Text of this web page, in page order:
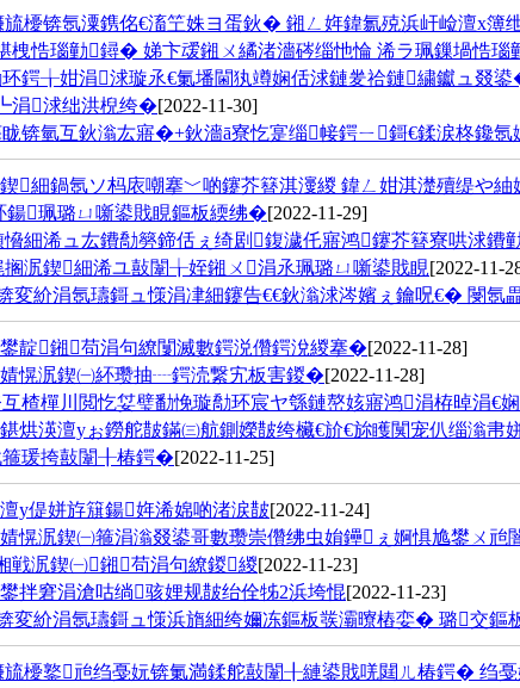
櫌锛氬潥鎸佲€滀笁姝ヨ蛋鈥� 鎺ㄥ姩鍏氱殑浜屽崄澶х簿
栧悎瑙勭鐞� 娣卞叆鎺ㄨ繘渚濇硶缁忚惀 浠ラ珮鏁堝悎瑙
鍔╁姏涓浗璇氶€氭墦閫犱竴娴佸浗鏈夎祫鏈繍钀ュ叕
涓浗绌洪棿绔�[2022-11-30]
锛氫互鈥滃厷寤�+鈥濇ā寮忔寔缁帹鍔ㄧ鎶€鍒涙柊鑱氬
細鍋氬ソ杩庡嘲搴﹀啲鑳芥簮淇濅緵 鍏ㄥ姏淇濋殰缇や
鍚珮璐ㄩ噺鍙戝睍鏂板緛绋�[2022-11-29]
細浠ュ厷鐨勪簩鍗佸ぇ绮剧鍑濊仛寤鸿鑳芥簮寮哄浗鐨
泦鍥細浠ユ敼闈╁姪鎺ㄨ涓氶珮璐ㄩ噺鍙戝睍[2022-11-
変紒涓氬瓙鎶ュ憡涓冿細鑳告€€鈥滃浗涔嬪ぇ鑰呪€� 閿氬
靛鎺苟涓句繚闅滅數鍔涚儹鍔涗緵搴�[2022-11-28]
愰泦鍥㈠紑瓒抽┈鍔涜繋宄板害鍐�[2022-11-28]
楂樿川閲忔姇璧勫悗璇勪环宸ヤ綔鏈嶅姟寤鸿涓栫晫涓€
渶澶уぉ鐒舵皵鏋㈢航鍘嬫皵绔欌€斺€旀矆闃宠仈缁滃帇
箍瑗挎敼闈╂椿鍔�[2022-11-25]
у偍姘斿簱鍚姩浠婂啲渚涙皵[2022-11-24]
愰泦鍥㈠箍涓滃叕鍙哥數瓒崇儹绋虫姢鑸ぇ婀惧尯鐢ㄨ兘
戦泦鍥㈠鎺苟涓句繚鍐緵[2022-11-23]
拌窘涓滄咕绱骇娌规皵绐佺牬2浜垮惃[2022-11-23]
変紒涓氬瓙鎶ュ憡浜旓細绔嬭冻鏂板彂灞曢樁娈� 璐交鏂
櫌鐜兘绉戞妧锛氭満鍒舵敼闈╂縺鍙戝唴閮ㄦ椿鍔� 绉